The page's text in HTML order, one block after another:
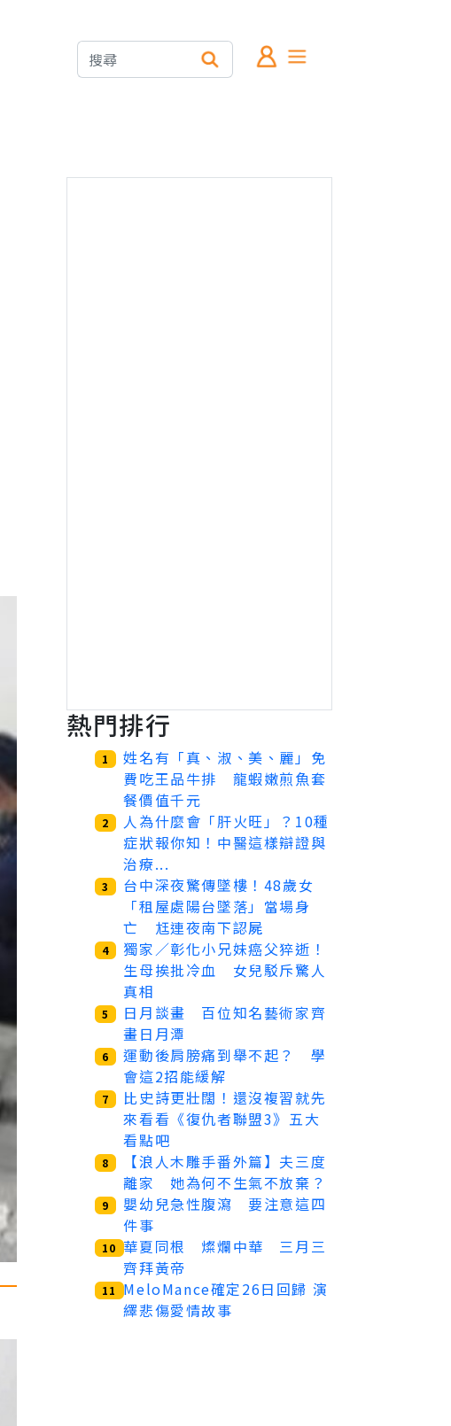
熱門排行
1
姓名有「真、淑、美、麗」免
費吃王品牛排 龍蝦嫩煎魚套
餐價值千元
2
人為什麼會「肝火旺」？10種
症狀報你知！中醫這樣辯證與
治療...
3
台中深夜驚傳墜樓！48歲女
「租屋處陽台墜落」當場身
亡 尪連夜南下認屍
4
獨家／彰化小兄妹癌父猝逝！
生母挨批冷血 女兒駁斥驚人
真相
5
日月談畫 百位知名藝術家齊
畫日月潭
6
運動後肩膀痛到舉不起？ 學
會這2招能緩解
7
比史詩更壯闊！還沒複習就先
來看看《復仇者聯盟3》五大
看點吧
8
【浪人木雕手番外篇】夫三度
離家 她為何不生氣不放棄？
9
嬰幼兒急性腹瀉 要注意這四
件事
10 華夏同根 燦爛中華 三月三
齊拜黃帝
11
MeloMance確定26日回歸 演
繹悲傷愛情故事